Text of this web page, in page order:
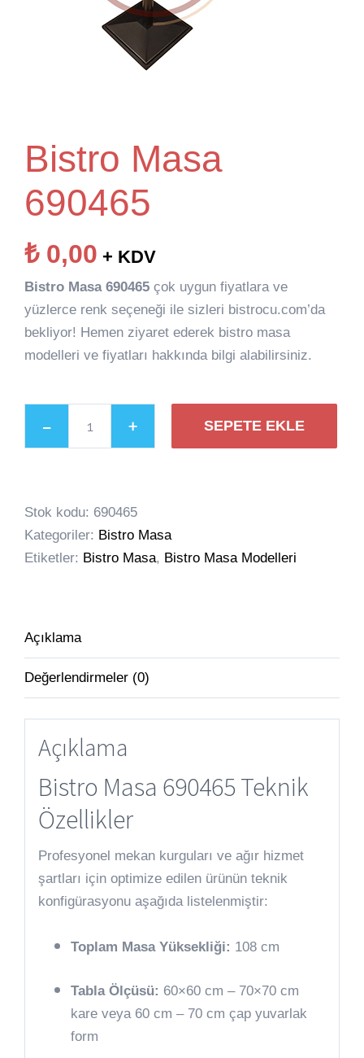
Bistro Masa
690465
₺0,00 + KDV
Bistro Masa 690465 çok uygun fiyatlara ve
yüzlerce renk seçeneği ile sizleri bistrocu.com’da
bekliyor! Hemen ziyaret ederek bistro masa
modelleri ve fiyatları hakkında bilgi alabilirsiniz.
adet
SEPETE EKLE
Stok kodu: 690465
Kategoriler: Bistro Masa
Etiketler: Bistro Masa, Bistro Masa Modelleri
Açıklama
Değerlendirmeler (0)
Açıklama
Bistro Masa 690465 Teknik
Özellikler
Profesyonel mekan kurguları ve ağır hizmet
şartları için optimize edilen ürünün teknik
konfigürasyonu aşağıda listelenmiştir:
Toplam Masa Yüksekliği: 108 cm
Tabla Ölçüsü: 60×60 cm – 70×70 cm
kare veya 60 cm – 70 cm çap yuvarlak
form